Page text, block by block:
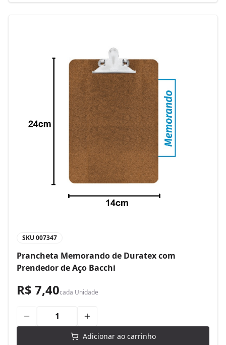
SKU 007347
Prancheta Memorando de Duratex com
Prendedor de Aço Bacchi
R$ 7,40cada Unidade
Adicionar ao carrinho